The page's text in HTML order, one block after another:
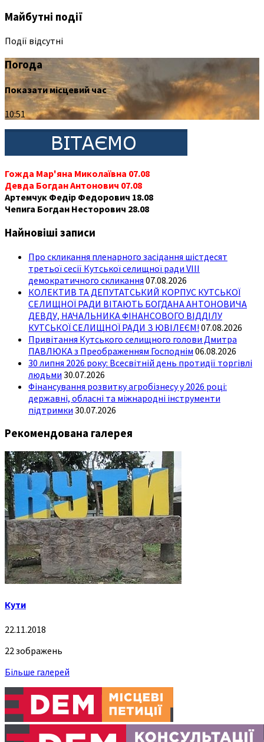
Майбутні події
Події відсутні
Погода
Показати місцевий час
10:51
Гожда Мар'яна Миколаївна 07.08
Девда Богдан Антонович 07.08
Артемчук Федір Федорович 18.08
Чепига Богдан Несторович 28.08
Найновіші записи
Про скликання пленарного засідання шістдесят
третьої сесії Кутської селищної ради VIII
демократичного скликання 07.08.2026
КОЛЕКТИВ ТА ДЕПУТАТСЬКИЙ КОРПУС КУТСЬКОЇ
СЕЛИЩНОЇ РАДИ ВІТАЮТЬ БОГДАНА АНТОНОВИЧА
ДЕВДУ, НАЧАЛЬНИКА ФІНАНСОВОГО ВІДДІЛУ
КУТСЬКОЇ СЕЛИЩНОЇ РАДИ З ЮВІЛЕЄМ! 07.08.2026
Привітання Кутського селищного голови Дмитра
ПАВЛЮКА з Преображенням Господнім 06.08.2026
30 липня 2026 року: Всесвітній день протидії торгівлі
людьми 30.07.2026
Фінансування розвитку агробізнесу у 2026 році:
державні, обласні та міжнародні інструменти
підтримки 30.07.2026
Рекомендована галерея
Кути
22.11.2018
22 зображень
Більше галерей